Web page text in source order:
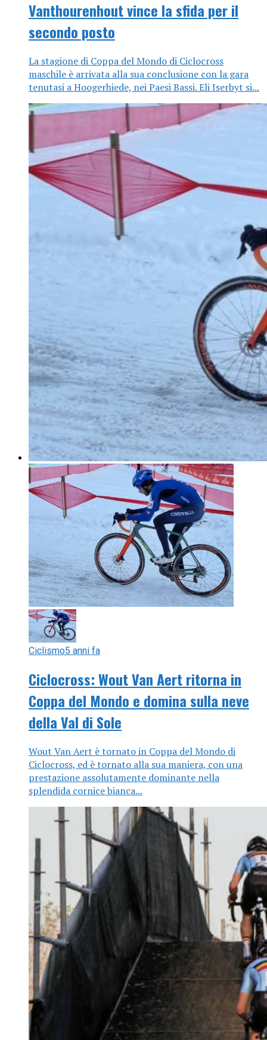
Vanthourenhout vince la sfida per il
secondo posto
La stagione di Coppa del Mondo di Ciclocross
maschile è arrivata alla sua conclusione con la gara
tenutasi a Hoogerhiede, nei Paesi Bassi. Eli Iserbyt si...
Ciclismo5 anni fa
Ciclocross: Wout Van Aert ritorna in
Coppa del Mondo e domina sulla neve
della Val di Sole
Wout Van Aert è tornato in Coppa del Mondo di
Ciclocross, ed è tornato alla sua maniera, con una
prestazione assolutamente dominante nella
splendida cornice bianca...